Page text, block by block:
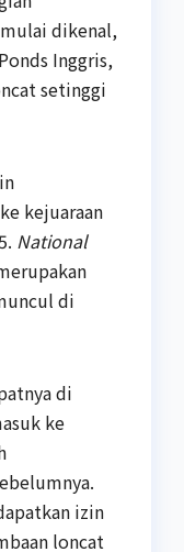
dikenal,
Inggris,
setinggi
kejuaraan
National
di
di
ke
izin
loncat